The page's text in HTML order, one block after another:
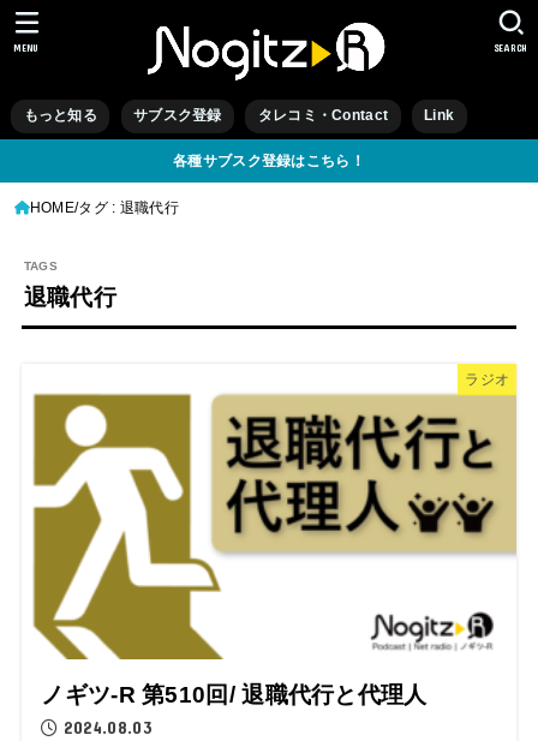
もっと知る サブスク登録 タレコミ・Contact Link
SEARCH
MENU
各種サブスク登録はこちら！
HOME タグ : 退職代行
退職代行
ラジオ
ノギツ-R 第510回/ 退職代行と代理人
2024.08.03